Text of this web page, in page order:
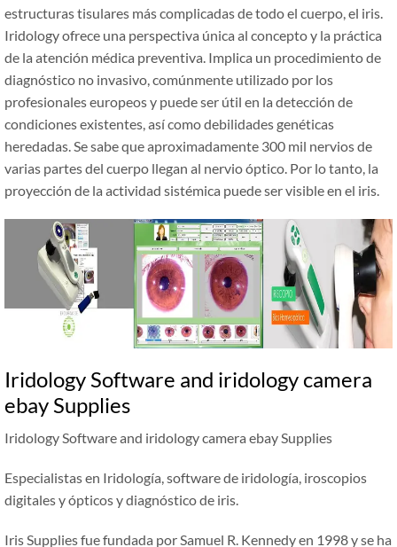
estructuras tisulares más complicadas de todo el cuerpo, el iris.
Iridology ofrece una perspectiva única al concepto y la práctica
de la atención médica preventiva. Implica un procedimiento de
diagnóstico no invasivo, comúnmente utilizado por los
profesionales europeos y puede ser útil en la detección de
condiciones existentes, así como debilidades genéticas
heredadas. Se sabe que aproximadamente 300 mil nervios de
varias partes del cuerpo llegan al nervio óptico. Por lo tanto, la
proyección de la actividad sistémica puede ser visible en el iris.
Iridology Software and iridology camera
ebay Supplies
Iridology Software and iridology camera ebay Supplies
Especialistas en Iridología, software de iridología, iroscopios
digitales y ópticos y diagnóstico de iris.
Iris Supplies fue fundada por Samuel R. Kennedy en 1998 y se ha